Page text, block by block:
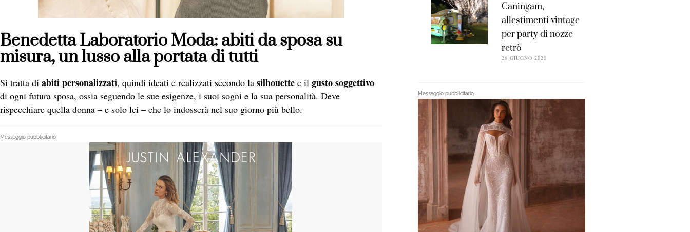
Benedetta Laboratorio Moda: abiti da sposa su
misura, un lusso alla portata di tutti
Si tratta di abiti personalizzati, quindi ideati e realizzati secondo la silhouette e il gusto soggettivo
di ogni futura sposa, ossia seguendo le sue esigenze, i suoi sogni e la sua personalità. Deve
rispecchiare quella donna – e solo lei – che lo indosserà nel suo giorno più bello.
Messaggio pubblicitario
Caningam,
allestimenti vintage
per party di nozze
retrò
26 GIUGNO 2020
Messaggio pubblicitario